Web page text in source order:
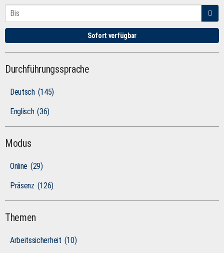
Sofort verfügbar
Durchführungssprache
Deutsch (145)
Englisch (36)
Modus
Online (29)
Präsenz (126)
Themen
Arbeitssicherheit (10)